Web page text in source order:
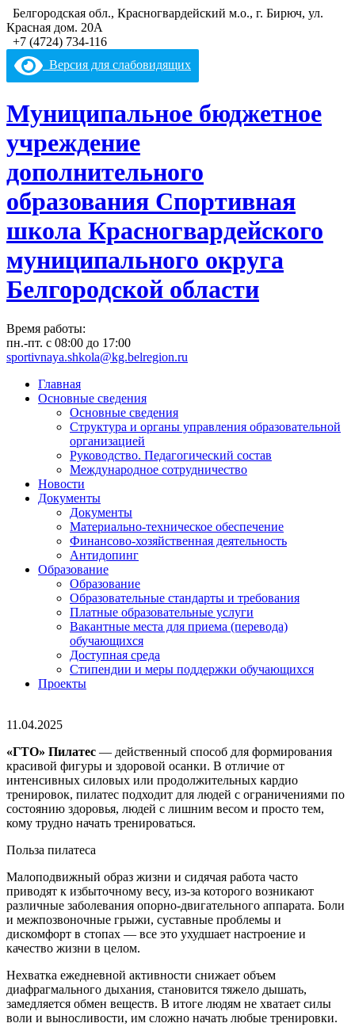
Белгородская обл., Красногвардейский м.о., г. Бирюч, ул.
Красная дом. 20А
+7 (4724) 734-116
Версия для слабовидящих
Муниципальное бюджетное
учреждение
дополнительного
образования Спортивная
школа Красногвардейского
муниципального округа
Белгородской области
Время работы:
пн.-пт. с 08:00 до 17:00
sportivnaya.shkola@kg.belregion.ru
Главная
Основные сведения
Основные сведения
Структура и органы управления образовательной
организацией
Руководство. Педагогический состав
Международное сотрудничество
Новости
Документы
Документы
Материально-техническое обеспечение
Финансово-хозяйственная деятельность
Антидопинг
Образование
Образование
Образовательные стандарты и требования
Платные образовательные услуги
Вакантные места для приема (перевода)
обучающихся
Доступная среда
Стипендии и меры поддержки обучающихся
Проекты
11.04.2025
«ГТО» Пилатес — действенный способ для формирования
красивой фигуры и здоровой осанки. В отличие от
интенсивных силовых или продолжительных кардио
тренировок, пилатес подходит для людей с ограничениями по
состоянию здоровья, людей с лишним весом и просто тем,
кому трудно начать тренироваться.
Польза пилатеса
Малоподвижный образ жизни и сидячая работа часто
приводят к избыточному весу, из-за которого возникают
различные заболевания опорно-двигательного аппарата. Боли
и межпозвоночные грыжи, суставные проблемы и
дискомфорт в стопах — все это ухудшает настроение и
качество жизни в целом.
Нехватка ежедневной активности снижает объем
диафрагмального дыхания, становится тяжело дышать,
замедляется обмен веществ. В итоге людям не хватает силы
воли и выносливости, им сложно начать любые тренировки.